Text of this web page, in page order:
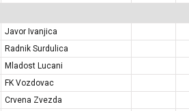
Javor Ivanjica
Radnik Surdulica
Mladost Lucani
FK Vozdovac
Crvena Zvezda